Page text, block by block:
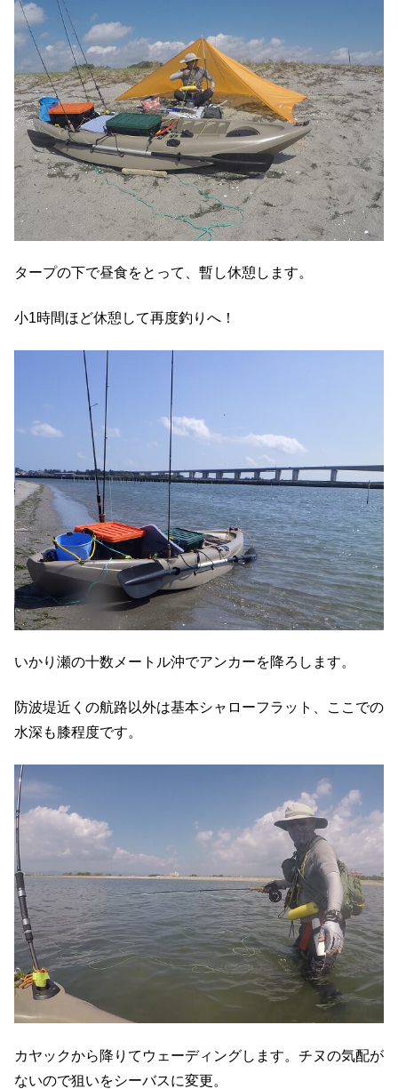
タープの下で昼食をとって、暫し休憩します。
小1時間ほど休憩して再度釣りへ！
いかり瀬の十数メートル沖でアンカーを降ろします。
防波堤近くの航路以外は基本シャローフラット、ここでの
水深も膝程度です。
カヤックから降りてウェーディングします。チヌの気配が
ないので狙いをシーバスに変更。